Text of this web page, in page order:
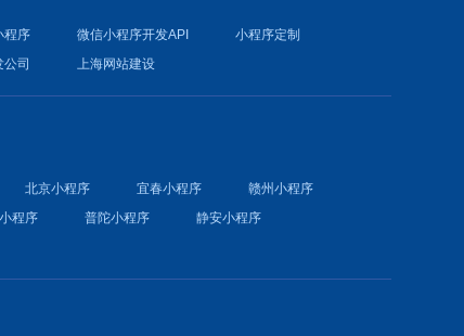
程序 微信小程序开发API
小程序定制
司 上海网站建设
北京小程序 宜春小程序
赣州小程序
程序 普陀小程序
静安小程序